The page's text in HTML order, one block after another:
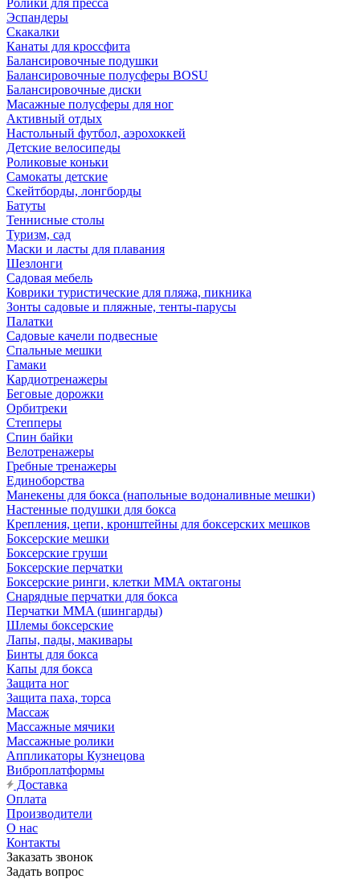
Ролики для пресса
Эспандеры
Скакалки
Канаты для кроссфита
Балансировочные подушки
Балансировочные полусферы BOSU
Балансировочные диски
Масажные полусферы для ног
Активный отдых
Настольный футбол, аэрохоккей
Детские велосипеды
Роликовые коньки
Самокаты детские
Скейтборды, лонгборды
Батуты
Теннисные столы
Туризм, сад
Маски и ласты для плавания
Шезлонги
Садовая мебель
Коврики туристические для пляжа, пикника
Зонты садовые и пляжные, тенты-парусы
Палатки
Садовые качели подвесные
Спальные мешки
Гамаки
Кардиотренажеры
Беговые дорожки
Орбитреки
Степперы
Спин байки
Велотренажеры
Гребные тренажеры
Единоборства
Манекены для бокса (напольные водоналивные мешки)
Настенные подушки для бокса
Крепления, цепи, кронштейны для боксерских мешков
Боксерские мешки
Боксерские груши
Боксерские перчатки
Боксерские ринги, клетки ММА октагоны
Снарядные перчатки для бокса
Перчатки MMA (шингарды)
Шлемы боксерские
Лапы, пады, макивары
Бинты для бокса
Капы для бокса
Защита ног
Защита паха, торса
Массаж
Массажные мячики
Массажные ролики
Аппликаторы Кузнецова
Виброплатформы
Доставка
Оплата
Производители
О нас
Контакты
Заказать звонок
Задать вопрос